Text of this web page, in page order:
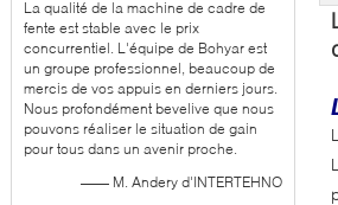
La qualité de la machine de cadre de
fente est stable avec le prix
concurrentiel. L'équipe de Bohyar est
un groupe professionnel, beaucoup de
mercis de vos appuis en derniers jours.
Nous profondément bevelive que nous
pouvons réaliser le situation de gain
pour tous dans un avenir proche.
—— M. Andery d'INTERTEHNO